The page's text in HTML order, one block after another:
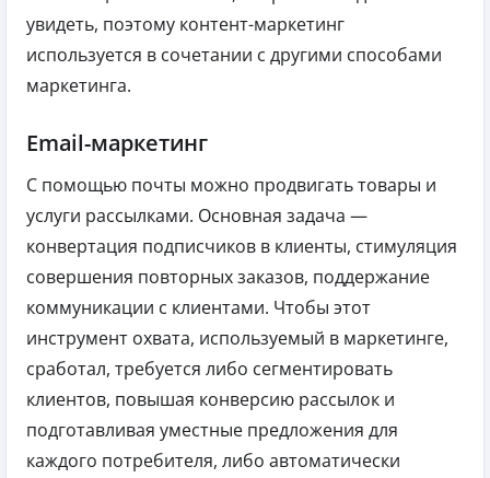
увидеть, поэтому контент-маркетинг
используется в сочетании с другими способами
маркетинга.
Email-маркетинг
С помощью почты можно продвигать товары и
услуги рассылками. Основная задача —
конвертация подписчиков в клиенты, стимуляция
совершения повторных заказов, поддержание
коммуникации с клиентами. Чтобы этот
инструмент охвата, используемый в маркетинге,
сработал, требуется либо сегментировать
клиентов, повышая конверсию рассылок и
подготавливая уместные предложения для
каждого потребителя, либо автоматически